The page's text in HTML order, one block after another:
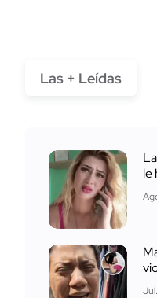
Las + Leídas
le